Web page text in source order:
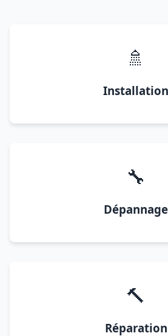
🚿
Installation
🔧
Dépannage
🔨
Réparation